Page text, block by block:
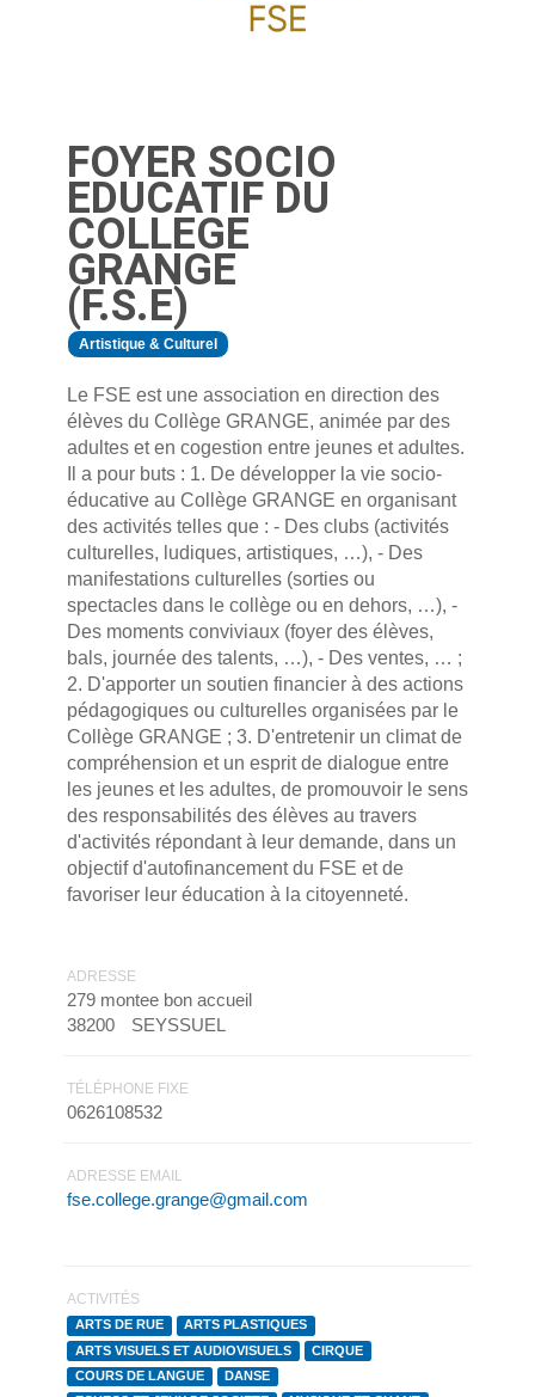
FOYER SOCIO
EDUCATIF DU
COLLEGE
GRANGE
(F.S.E)
Artistique & Culturel
Le FSE est une association en direction des
élèves du Collège GRANGE, animée par des
adultes et en cogestion entre jeunes et adultes.
Il a pour buts : 1. De développer la vie socio-
éducative au Collège GRANGE en organisant
des activités telles que : - Des clubs (activités
culturelles, ludiques, artistiques, …), - Des
manifestations culturelles (sorties ou
spectacles dans le collège ou en dehors, …), -
Des moments conviviaux (foyer des élèves,
bals, journée des talents, …), - Des ventes, … ;
2. D'apporter un soutien financier à des actions
pédagogiques ou culturelles organisées par le
Collège GRANGE ; 3. D'entretenir un climat de
compréhension et un esprit de dialogue entre
les jeunes et les adultes, de promouvoir le sens
des responsabilités des élèves au travers
d'activités répondant à leur demande, dans un
objectif d'autofinancement du FSE et de
favoriser leur éducation à la citoyenneté.
ADRESSE
279 montee bon accueil
38200
SEYSSUEL
TÉLÉPHONE FIXE
0626108532
ADRESSE EMAIL
fse.college.grange@gmail.com
ACTIVITÉS
ARTS DE RUE
ARTS PLASTIQUES
ARTS VISUELS ET AUDIOVISUELS
CIRQUE
COURS DE LANGUE
DANSE